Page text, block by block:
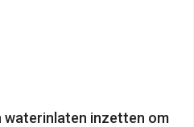
waterinlaten inzetten om